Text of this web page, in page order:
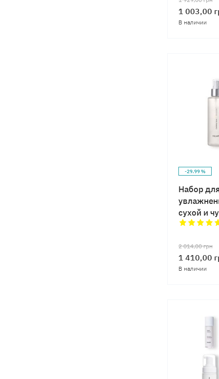
1 003,00
В наличии
-29.99 %
Набор
сухой и
2 014,00грн
1 410,00
В наличии